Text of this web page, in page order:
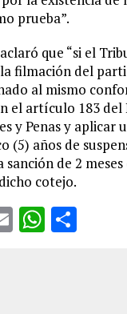
prueba”.
que “si el
filmación del
al mismo
el artículo 183 del
y Penas y aplicar
(5) años de
sanción de 2
cotejo.
E WS